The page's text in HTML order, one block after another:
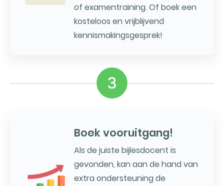
of examentraining. Of boek een
kosteloos en vrijblijvend
kennismakingsgesprek!
3
Boek vooruitgang!
Als de juiste bijlesdocent is
gevonden, kan aan de hand van
extra ondersteuning de